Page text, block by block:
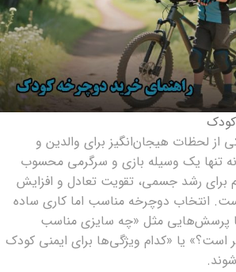
از لحظات هیجان‌انگیز برای والدین و
تنها یک وسیله بازی و سرگرمی محسوب
برای رشد جسمی، تقویت تعادل و افزایش
انتخاب دوچرخه مناسب اما کاری ساده
پرسش‌هایی مثل «چه سایزی مناسب
است؟» یا «کدام ویژگی‌ها برای ایمنی کودک